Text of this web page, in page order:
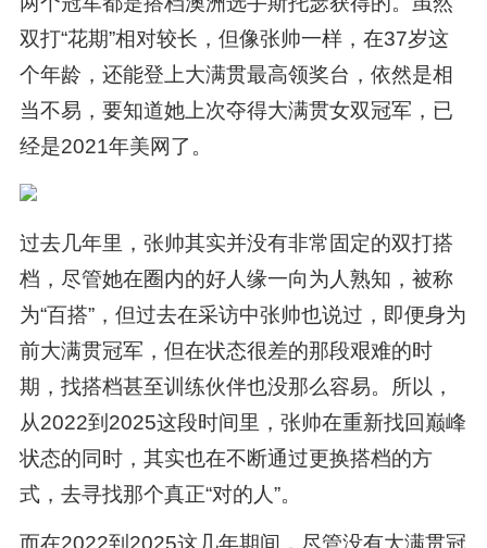
双打“花期”相对较长，但像张帅一样，在37岁这
个年龄，还能登上大满贯最高领奖台，依然是相
当不易，要知道她上次夺得大满贯女双冠军，已
经是2021年美网了。
过去几年里，张帅其实并没有非常固定的双打搭
档，尽管她在圈内的好人缘一向为人熟知，被称
为“百搭”，但过去在采访中张帅也说过，即便身为
前大满贯冠军，但在状态很差的那段艰难的时
期，找搭档甚至训练伙伴也没那么容易。所以，
从2022到2025这段时间里，张帅在重新找回巅峰
状态的同时，其实也在不断通过更换搭档的方
式，去寻找那个真正“对的人”。